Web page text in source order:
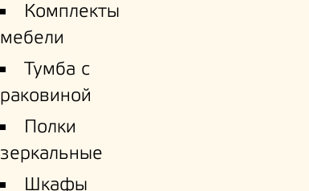
Комплекты
мебели
Тумба с
раковиной
Полки
зеркальные
Шкафы